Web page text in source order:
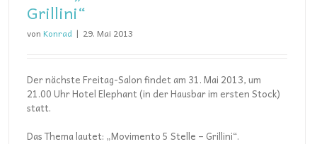
Grillini“
von Konrad | 29. Mai 2013
Der nächste Freitag-Salon findet am 31. Mai 2013, um
21.00 Uhr Hotel Elephant (in der Hausbar im ersten Stock)
statt.
Das Thema lautet: „Movimento 5 Stelle – Grillini“.